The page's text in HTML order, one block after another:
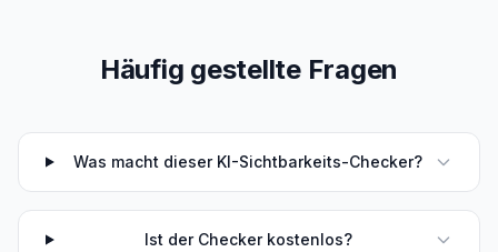
Häufig gestellte Fragen
Was macht dieser KI-Sichtbarkeits-Checker?
Ist der Checker kostenlos?